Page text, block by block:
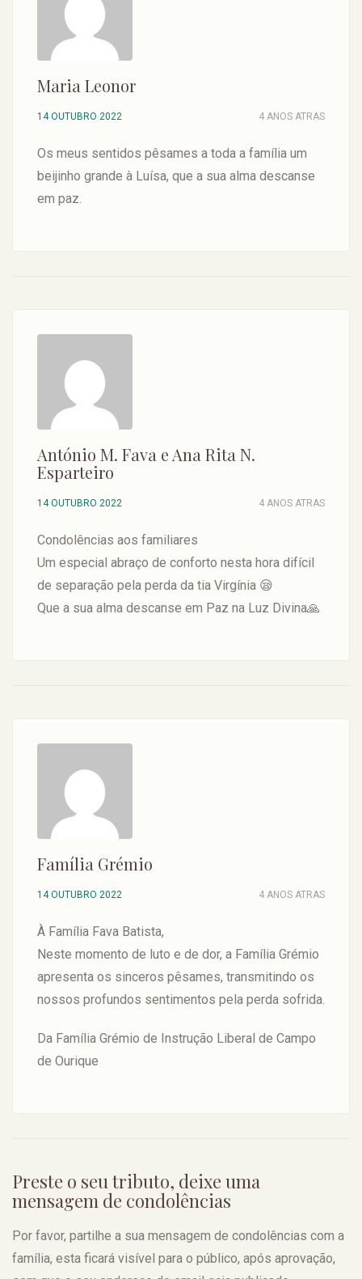
Maria Leonor
14 OUTUBRO 2022 4 ANOS ATRAS
Os meus sentidos pêsames a toda a família um
beijinho grande à Luísa, que a sua alma descanse
em paz.
António M. Fava e Ana Rita N.
Esparteiro
14 OUTUBRO 2022 4 ANOS ATRAS
Condolências aos familiares
Um especial abraço de conforto nesta hora difícil
de separação pela perda da tia Virgínia 😪
Que a sua alma descanse em Paz na Luz Divina🙏
Família Grémio
14 OUTUBRO 2022 4 ANOS ATRAS
À Família Fava Batista,
Neste momento de luto e de dor, a Família Grémio
apresenta os sinceros pêsames, transmitindo os
nossos profundos sentimentos pela perda sofrida.
Da Família Grémio de Instrução Liberal de Campo
de Ourique
Preste o seu tributo, deixe uma
mensagem de condolências
Por favor, partilhe a sua mensagem de condolências com a
família, esta ficará visível para o público, após aprovação,